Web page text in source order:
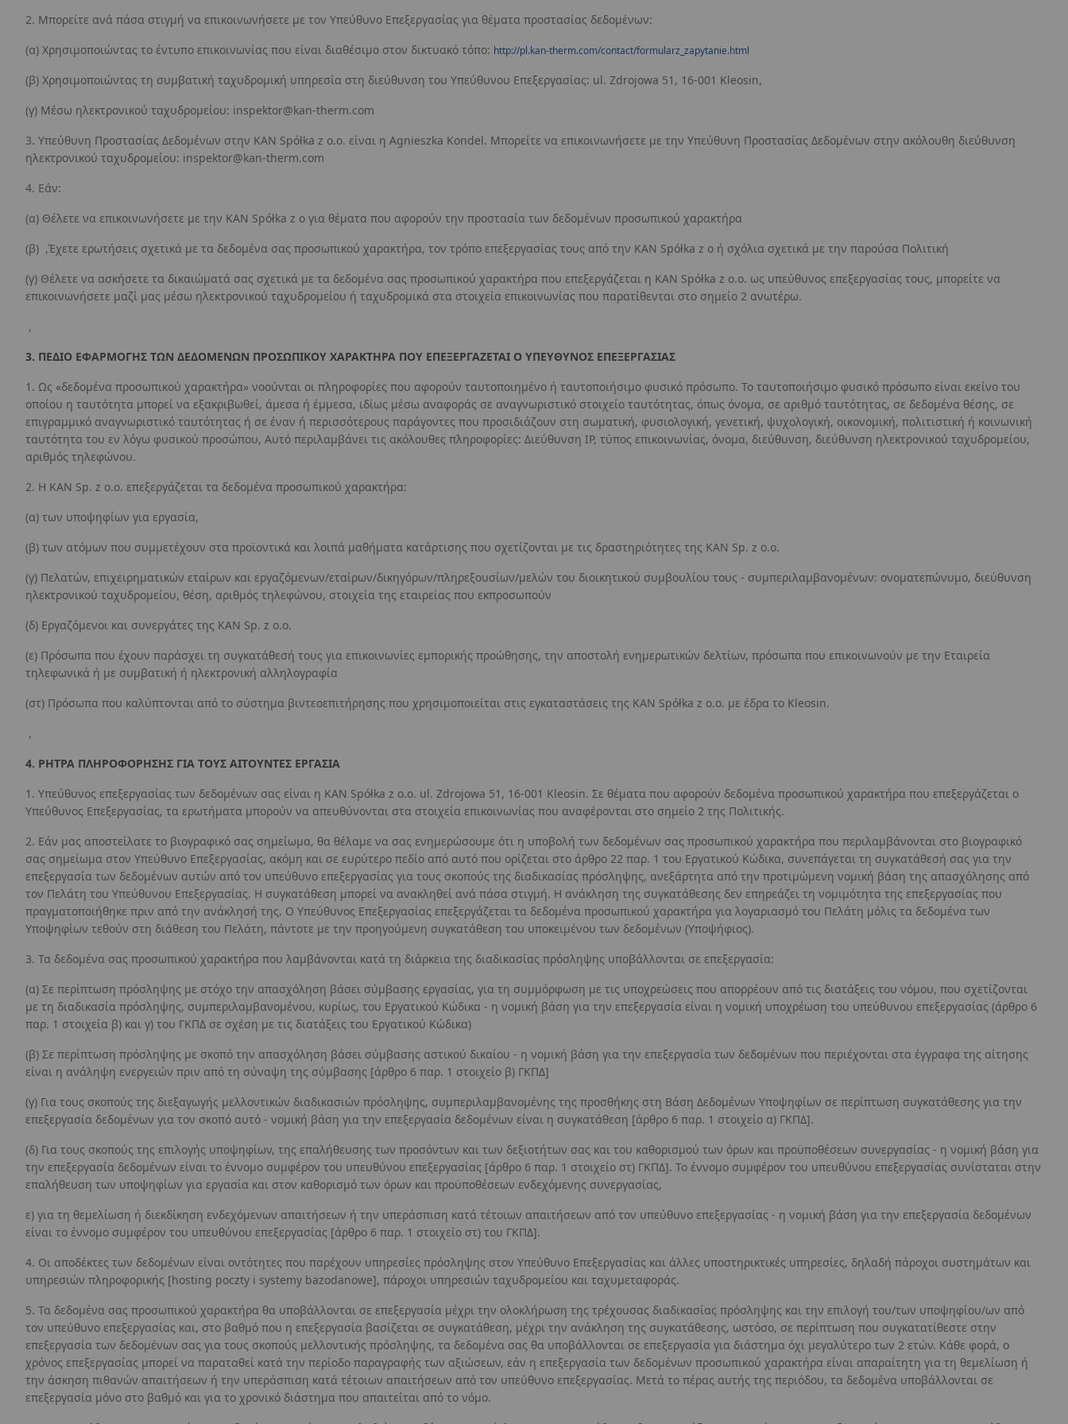
2. Μπορείτε ανά πάσα στιγμή να επικοινωνήσετε με τον Υπεύθυνο Επεξεργασίας για θέματα προστασίας δεδομένων:
(α) Χρησιμοποιώντας το έντυπο επικοινωνίας που είναι διαθέσιμο στον δικτυακό τόπο: http://pl.kan-therm.com/contact/formularz_zapytanie.html
(β) Χρησιμοποιώντας τη συμβατική ταχυδρομική υπηρεσία στη διεύθυνση του Υπεύθυνου Επεξεργασίας: ul. Zdrojowa 51, 16-001 Kleosin,
(γ) Μέσω ηλεκτρονικού ταχυδρομείου: inspektor@kan-therm.com
3. Υπεύθυνη Προστασίας Δεδομένων στην KAN Spółka z o.o. είναι η Agnieszka Kondel. Μπορείτε να επικοινωνήσετε με την Υπεύθυνη Προστασίας Δεδομένων στην ακόλουθη διεύθυνση
ηλεκτρονικού ταχυδρομείου: inspektor@kan-therm.com
4. Εάν:
(α) Θέλετε να επικοινωνήσετε με την KAN Spółka z o για θέματα που αφορούν την προστασία των δεδομένων προσωπικού χαρακτήρα
(β) ,Έχετε ερωτήσεις σχετικά με τα δεδομένα σας προσωπικού χαρακτήρα, τον τρόπο επεξεργασίας τους από την KAN Spółka z o ή σχόλια σχετικά με την παρούσα Πολιτική
(γ) Θέλετε να ασκήσετε τα δικαιώματά σας σχετικά με τα δεδομένα σας προσωπικού χαρακτήρα που επεξεργάζεται η KAN Spółka z o.o. ως υπεύθυνος επεξεργασίας τους, μπορείτε να
επικοινωνήσετε μαζί μας μέσω ηλεκτρονικού ταχυδρομείου ή ταχυδρομικά στα στοιχεία επικοινωνίας που παρατίθενται στο σημείο 2 ανωτέρω.
,
3. ΠΕΔΙΟ ΕΦΑΡΜΟΓΗΣ ΤΩΝ ΔΕΔΟΜΕΝΩΝ ΠΡΟΣΩΠΙΚΟΥ ΧΑΡΑΚΤΗΡΑ ΠΟΥ ΕΠΕΞΕΡΓΑΖΕΤΑΙ Ο ΥΠΕΥΘΥΝΟΣ ΕΠΕΞΕΡΓΑΣΙΑΣ
1. Ως «δεδομένα προσωπικού χαρακτήρα» νοούνται οι πληροφορίες που αφορούν ταυτοποιημένο ή ταυτοποιήσιμο φυσικό πρόσωπο. Το ταυτοποιήσιμο φυσικό πρόσωπο είναι εκείνο του
οποίου η ταυτότητα μπορεί να εξακριβωθεί, άμεσα ή έμμεσα, ιδίως μέσω αναφοράς σε αναγνωριστικό στοιχείο ταυτότητας, όπως όνομα, σε αριθμό ταυτότητας, σε δεδομένα θέσης, σε
επιγραμμικό αναγνωριστικό ταυτότητας ή σε έναν ή περισσότερους παράγοντες που προσιδιάζουν στη σωματική, φυσιολογική, γενετική, ψυχολογική, οικονομική, πολιτιστική ή κοινωνική
ταυτότητα του εν λόγω φυσικού προσώπου, Αυτό περιλαμβάνει τις ακόλουθες πληροφορίες: Διεύθυνση IP, τύπος επικοινωνίας, όνομα, διεύθυνση, διεύθυνση ηλεκτρονικού ταχυδρομείου,
αριθμός τηλεφώνου.
2. Η KAN Sp. z o.o. επεξεργάζεται τα δεδομένα προσωπικού χαρακτήρα:
(α) των υποψηφίων για εργασία,
(β) των ατόμων που συμμετέχουν στα προϊοντικά και λοιπά μαθήματα κατάρτισης που σχετίζονται με τις δραστηριότητες της KAN Sp. z o.o.
(γ) Πελατών, επιχειρηματικών εταίρων και εργαζόμενων/εταίρων/δικηγόρων/πληρεξουσίων/μελών του διοικητικού συμβουλίου τους - συμπεριλαμβανομένων: ονοματεπώνυμο, διεύθυνση
ηλεκτρονικού ταχυδρομείου, θέση, αριθμός τηλεφώνου, στοιχεία της εταιρείας που εκπροσωπούν
(δ) Εργαζόμενοι και συνεργάτες της KAN Sp. z o.o.
(ε) Πρόσωπα που έχουν παράσχει τη συγκατάθεσή τους για επικοινωνίες εμπορικής προώθησης, την αποστολή ενημερωτικών δελτίων, πρόσωπα που επικοινωνούν με την Εταιρεία
τηλεφωνικά ή με συμβατική ή ηλεκτρονική αλληλογραφία
(στ) Πρόσωπα που καλύπτονται από το σύστημα βιντεοεπιτήρησης που χρησιμοποιείται στις εγκαταστάσεις της KAN Spółka z o.o. με έδρα το Kleosin.
,
4. ΡΗΤΡΑ ΠΛΗΡΟΦΟΡΗΣΗΣ ΓΙΑ ΤΟΥΣ ΑΙΤΟΥΝΤΕΣ ΕΡΓΑΣΙΑ
1. Υπεύθυνος επεξεργασίας των δεδομένων σας είναι η KAN Spółka z o.o. ul. Zdrojowa 51, 16-001 Kleosin. Σε θέματα που αφορούν δεδομένα προσωπικού χαρακτήρα που επεξεργάζεται ο
Υπεύθυνος Επεξεργασίας, τα ερωτήματα μπορούν να απευθύνονται στα στοιχεία επικοινωνίας που αναφέρονται στο σημείο 2 της Πολιτικής.
2. Εάν μας αποστείλατε το βιογραφικό σας σημείωμα, θα θέλαμε να σας ενημερώσουμε ότι η υποβολή των δεδομένων σας προσωπικού χαρακτήρα που περιλαμβάνονται στο βιογραφικό
σας σημείωμα στον Υπεύθυνο Επεξεργασίας, ακόμη και σε ευρύτερο πεδίο από αυτό που ορίζεται στο άρθρο 22 παρ. 1 του Εργατικού Κώδικα, συνεπάγεται τη συγκατάθεσή σας για την
επεξεργασία των δεδομένων αυτών από τον υπεύθυνο επεξεργασίας για τους σκοπούς της διαδικασίας πρόσληψης, ανεξάρτητα από την προτιμώμενη νομική βάση της απασχόλησης από
τον Πελάτη του Υπεύθυνου Επεξεργασίας. Η συγκατάθεση μπορεί να ανακληθεί ανά πάσα στιγμή. Η ανάκληση της συγκατάθεσης δεν επηρεάζει τη νομιμότητα της επεξεργασίας που
πραγματοποιήθηκε πριν από την ανάκλησή της. Ο Υπεύθυνος Επεξεργασίας επεξεργάζεται τα δεδομένα προσωπικού χαρακτήρα για λογαριασμό του Πελάτη μόλις τα δεδομένα των
Υποψηφίων τεθούν στη διάθεση του Πελάτη, πάντοτε με την προηγούμενη συγκατάθεση του υποκειμένου των δεδομένων (Υποψήφιος).
3. Τα δεδομένα σας προσωπικού χαρακτήρα που λαμβάνονται κατά τη διάρκεια της διαδικασίας πρόσληψης υποβάλλονται σε επεξεργασία:
(α) Σε περίπτωση πρόσληψης με στόχο την απασχόληση βάσει σύμβασης εργασίας, για τη συμμόρφωση με τις υποχρεώσεις που απορρέουν από τις διατάξεις του νόμου, που σχετίζονται
με τη διαδικασία πρόσληψης, συμπεριλαμβανομένου, κυρίως, του Εργατικού Κώδικα - η νομική βάση για την επεξεργασία είναι η νομική υποχρέωση του υπεύθυνου επεξεργασίας (άρθρο 6
παρ. 1 στοιχεία β) και γ) του ΓΚΠΔ σε σχέση με τις διατάξεις του Εργατικού Κώδικα)
(β) Σε περίπτωση πρόσληψης με σκοπό την απασχόληση βάσει σύμβασης αστικού δικαίου - η νομική βάση για την επεξεργασία των δεδομένων που περιέχονται στα έγγραφα της αίτησης
είναι η ανάληψη ενεργειών πριν από τη σύναψη της σύμβασης [άρθρο 6 παρ. 1 στοιχείο β) ΓΚΠΔ]
(γ) Για τους σκοπούς της διεξαγωγής μελλοντικών διαδικασιών πρόσληψης, συμπεριλαμβανομένης της προσθήκης στη Βάση Δεδομένων Υποψηφίων σε περίπτωση συγκατάθεσης για την
επεξεργασία δεδομένων για τον σκοπό αυτό - νομική βάση για την επεξεργασία δεδομένων είναι η συγκατάθεση [άρθρο 6 παρ. 1 στοιχείο α) ΓΚΠΔ].
(δ) Για τους σκοπούς της επιλογής υποψηφίων, της επαλήθευσης των προσόντων και των δεξιοτήτων σας και του καθορισμού των όρων και προϋποθέσεων συνεργασίας - η νομική βάση για
την επεξεργασία δεδομένων είναι το έννομο συμφέρον του υπευθύνου επεξεργασίας [άρθρο 6 παρ. 1 στοιχείο στ) ΓΚΠΔ]. Το έννομο συμφέρον του υπευθύνου επεξεργασίας συνίσταται στην
επαλήθευση των υποψηφίων για εργασία και στον καθορισμό των όρων και προϋποθέσεων ενδεχόμενης συνεργασίας,
ε) για τη θεμελίωση ή διεκδίκηση ενδεχόμενων απαιτήσεων ή την υπεράσπιση κατά τέτοιων απαιτήσεων από τον υπεύθυνο επεξεργασίας - η νομική βάση για την επεξεργασία δεδομένων
είναι το έννομο συμφέρον του υπευθύνου επεξεργασίας [άρθρο 6 παρ. 1 στοιχείο στ) του ΓΚΠΔ].
4. Οι αποδέκτες των δεδομένων είναι οντότητες που παρέχουν υπηρεσίες πρόσληψης στον Υπεύθυνο Επεξεργασίας και άλλες υποστηρικτικές υπηρεσίες, δηλαδή πάροχοι συστημάτων και
υπηρεσιών πληροφορικής [hosting poczty i systemy bazodanowe], πάροχοι υπηρεσιών ταχυδρομείου και ταχυμεταφοράς.
5. Τα δεδομένα σας προσωπικού χαρακτήρα θα υποβάλλονται σε επεξεργασία μέχρι την ολοκλήρωση της τρέχουσας διαδικασίας πρόσληψης και την επιλογή του/των υποψηφίου/ων από
τον υπεύθυνο επεξεργασίας και, στο βαθμό που η επεξεργασία βασίζεται σε συγκατάθεση, μέχρι την ανάκληση της συγκατάθεσης, ωστόσο, σε περίπτωση που συγκατατίθεστε στην
επεξεργασία των δεδομένων σας για τους σκοπούς μελλοντικής πρόσληψης, τα δεδομένα σας θα υποβάλλονται σε επεξεργασία για διάστημα όχι μεγαλύτερο των 2 ετών. Κάθε φορά, ο
χρόνος επεξεργασίας μπορεί να παραταθεί κατά την περίοδο παραγραφής των αξιώσεων, εάν η επεξεργασία των δεδομένων προσωπικού χαρακτήρα είναι απαραίτητη για τη θεμελίωση ή
την άσκηση πιθανών απαιτήσεων ή την υπεράσπιση κατά τέτοιων απαιτήσεων από τον υπεύθυνο επεξεργασίας. Μετά το πέρας αυτής της περιόδου, τα δεδομένα υποβάλλονται σε
επεξεργασία μόνο στο βαθμό και για το χρονικό διάστημα που απαιτείται από το νόμο.